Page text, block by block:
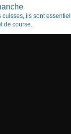
cuisses, ils sont
de course.